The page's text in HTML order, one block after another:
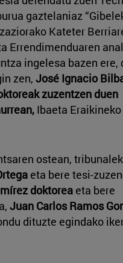
gaztelaniaz
Kateter
Errendimenduaren
ingelesa bazen ere,
zen, José Ignacio
zuzentzen duen
Ibaeta
ostean,
eta bere tesi-
doktorea eta bere
Juan Carlos Ramos
dituzte egindako